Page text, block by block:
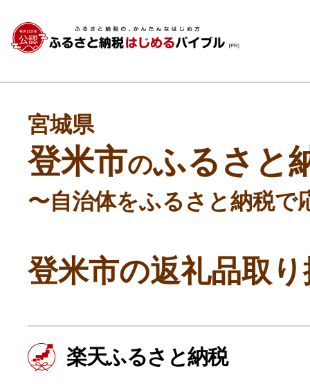
宮城県
登米市のふるさと
〜自治体をふるさと納税で
登米市の返礼品取
楽天ふるさと納税